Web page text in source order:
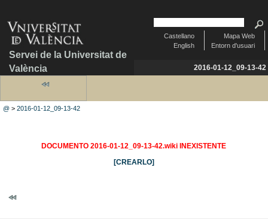
Servei de la Universitat de
València
Mapa Web
Entorn d'usuari
Castellano
English
2016-01-12_09-13-42
@ >2016-01-12_09-13-42
DOCUMENTO 2016-01-12_09-13-42.wiki INEXISTENTE
[CREARLO]